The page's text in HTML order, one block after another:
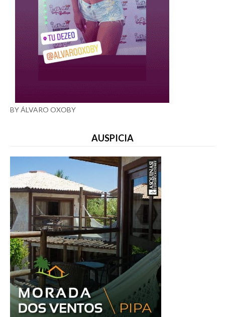
BY ÁLVARO OXOBY
AUSPICIA